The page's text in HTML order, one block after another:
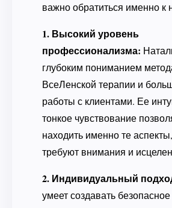
важно обратиться именно к
1. Высокий уровень
профессионализма:
глубоким пониманием
ВсеЛенской терапии и
работы с клиентами. Ее
тонкое чувствование
находить именно те
требуют внимания и
2. Индивидуальный
умеет создавать безопасное